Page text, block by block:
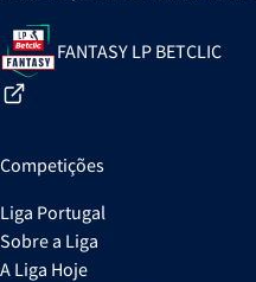
FANTASY LP BETCLIC
Competições
Liga Portugal
Sobre a Liga
A Liga Hoje